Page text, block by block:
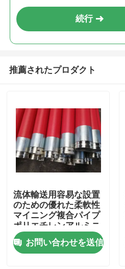
ホーム
続行
推薦されたプロダクト
流体輸送用容易な設置
のための優れた柔軟性
マイニング複合パイプ
ポリエチレンアルミニ
ウム複合パイプ
お問い合わせを送信